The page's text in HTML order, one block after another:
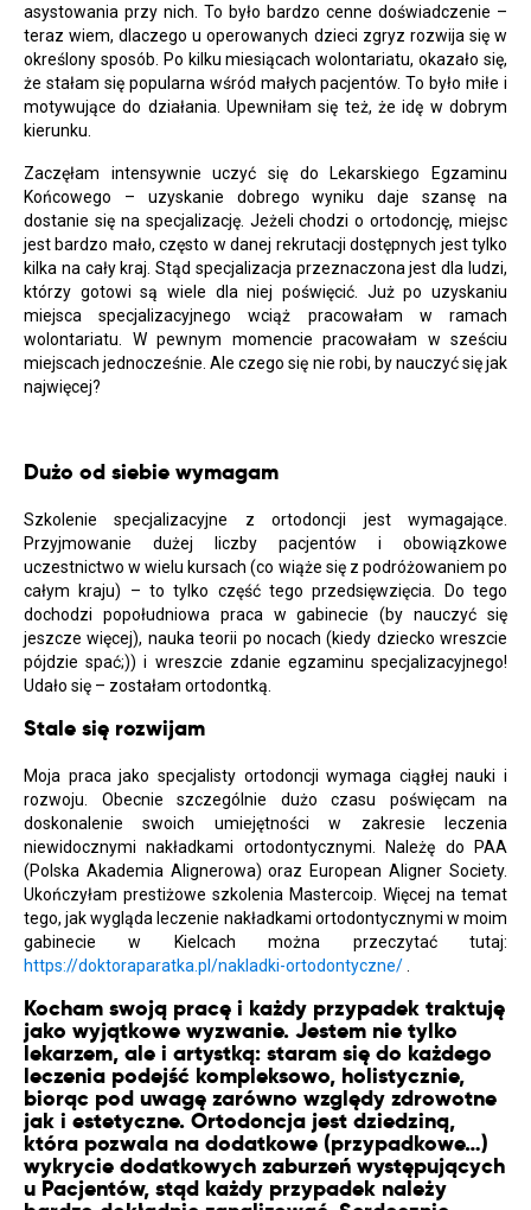
asystowania przy nich. To było bardzo cenne doświadczenie –
teraz wiem, dlaczego u operowanych dzieci zgryz rozwija się w
określony sposób. Po kilku miesiącach wolontariatu, okazało się,
że stałam się popularna wśród małych pacjentów. To było miłe i
motywujące do działania. Upewniłam się też, że idę w dobrym
kierunku.
Zaczęłam intensywnie uczyć się do Lekarskiego Egzaminu
Końcowego – uzyskanie dobrego wyniku daje szansę na
dostanie się na specjalizację. Jeżeli chodzi o ortodoncję, miejsc
jest bardzo mało, często w danej rekrutacji dostępnych jest tylko
kilka na cały kraj. Stąd specjalizacja przeznaczona jest dla ludzi,
którzy gotowi są wiele dla niej poświęcić. Już po uzyskaniu
miejsca specjalizacyjnego wciąż pracowałam w ramach
wolontariatu. W pewnym momencie pracowałam w sześciu
miejscach jednocześnie. Ale czego się nie robi, by nauczyć się jak
najwięcej?
Dużo od siebie wymagam
Szkolenie specjalizacyjne z ortodoncji jest wymagające.
Przyjmowanie dużej liczby pacjentów i obowiązkowe
uczestnictwo w wielu kursach (co wiąże się z podróżowaniem po
całym kraju) – to tylko część tego przedsięwzięcia. Do tego
dochodzi popołudniowa praca w gabinecie (by nauczyć się
jeszcze więcej), nauka teorii po nocach (kiedy dziecko wreszcie
pójdzie spać;)) i wreszcie zdanie egzaminu specjalizacyjnego!
Udało się – zostałam ortodontką.
Stale się rozwijam
Moja praca jako specjalisty ortodoncji wymaga ciągłej nauki i
rozwoju. Obecnie szczególnie dużo czasu poświęcam na
doskonalenie swoich umiejętności w zakresie leczenia
niewidocznymi nakładkami ortodontycznymi. Należę do PAA
(Polska Akademia Alignerowa) oraz European Aligner Society.
Ukończyłam prestiżowe szkolenia Mastercoip. Więcej na temat
tego, jak wygląda leczenie nakładkami ortodontycznymi w moim
gabinecie w Kielcach można przeczytać tutaj:
https://doktoraparatka.pl/nakladki-ortodontyczne/
Kocham swoją pracę i każdy przypadek traktuję
jako wyjątkowe wyzwanie. Jestem nie tylko
lekarzem, ale i artystką: staram się do każdego
leczenia podejść kompleksowo, holistycznie,
biorąc pod uwagę zarówno względy zdrowotne
jak i estetyczne. Ortodoncja jest dziedziną,
która pozwala na dodatkowe (przypadkowe…)
wykrycie dodatkowych zaburzeń występujących
u Pacjentów, stąd każdy przypadek należy